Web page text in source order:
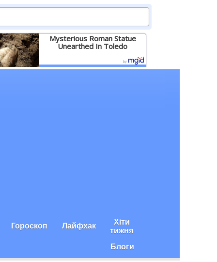
Mysterious Roman Statue
Unearthed In Toledo
Детальніше
Гороскоп Лайфхак Хіти
тижня
Блоги